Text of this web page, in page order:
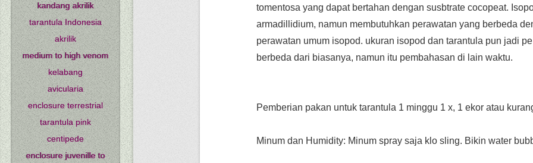
tomentosa yang dapat bertahan dengan susbtrate cocopeat.
armadillidium, namun membutuhkan perawatan yang berbeda
perawatan umum isopod. ukuran isopod dan tarantula pun jadi
berbeda dari biasanya, namun itu pembahasan di lain waktu.
Pemberian pakan untuk tarantula 1 minggu 1 x, 1 ekor atau
Minum dan Humidity: Minum spray saja klo sling. Bikin water
kandang akrilik
tarantula Indonesia
akrilik
medium to high venom
kelabang
avicularia
enclosure terrestrial
tarantula pink
centipede
enclosure juvenille to